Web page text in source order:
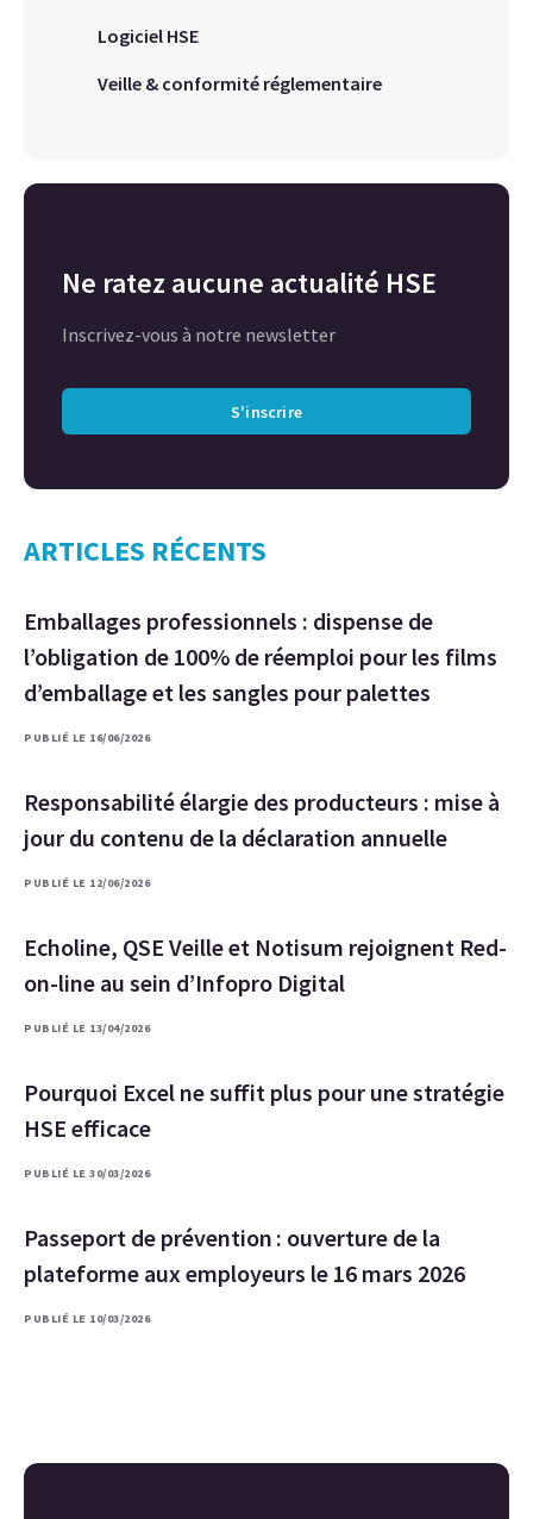
Logiciel HSE
Veille & conformité réglementaire
Ne ratez aucune actualité HSE
Inscrivez-vous à notre newsletter
S'inscrire
ARTICLES RÉCENTS
Emballages professionnels : dispense de
l’obligation de 100% de réemploi pour les films
d’emballage et les sangles pour palettes
PUBLIÉ LE 16/06/2026
Responsabilité élargie des producteurs : mise à
jour du contenu de la déclaration annuelle
PUBLIÉ LE 12/06/2026
Echoline, QSE Veille et Notisum rejoignent Red-
on-line au sein d’Infopro Digital
PUBLIÉ LE 13/04/2026
Pourquoi Excel ne suffit plus pour une stratégie
HSE efficace
PUBLIÉ LE 30/03/2026
Passeport de prévention : ouverture de la
plateforme aux employeurs le 16 mars 2026
PUBLIÉ LE 10/03/2026